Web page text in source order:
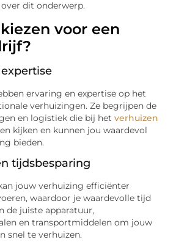
dit onderwerp.
voor een
expertise
ervaring en expertise op het
verhuizingen. Ze begrijpen de
en logistiek die bij het verhuizen
kijken en kunnen jou waardevol
bieden.
tijdsbesparing
jouw verhuizing efficiënter
waardoor je waardevolle tijd
de juiste apparatuur,
en transportmiddelen om jouw
snel te verhuizen.